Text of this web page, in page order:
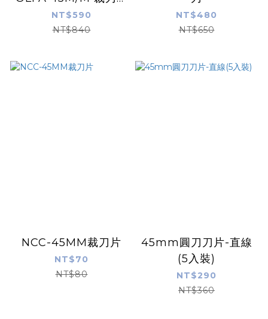
日本製
NT$590
NT$840
NT$480
NT$650
NCC-45MM裁刀片
NT$70
NT$80
45mm圓刀刀片-直線
(5入裝)
NT$290
NT$360